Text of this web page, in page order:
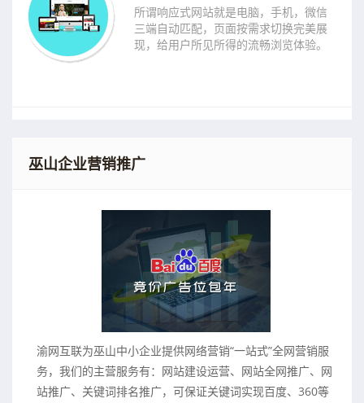
所谓响应式网站就是电脑，手机，微信
三端自动匹配，页面按需求切换完美展
现，给用户所见所得的流畅浏览体验。
巫山企业营销推广
渝网互联为巫山中小企业提供网络营销“一站式”全网营销服
务，我们的主营服务有：网站建设运营、网站全网推广、网
站推广、关键词排名推广，可保证关键词实现百度、360等